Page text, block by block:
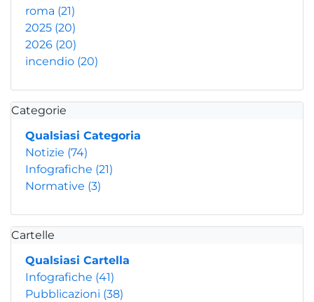
roma (21)
2025 (20)
2026 (20)
incendio (20)
Categorie
Qualsiasi Categoria
Notizie (74)
Infografiche (21)
Normative (3)
Cartelle
Qualsiasi Cartella
Infografiche (41)
Pubblicazioni (38)